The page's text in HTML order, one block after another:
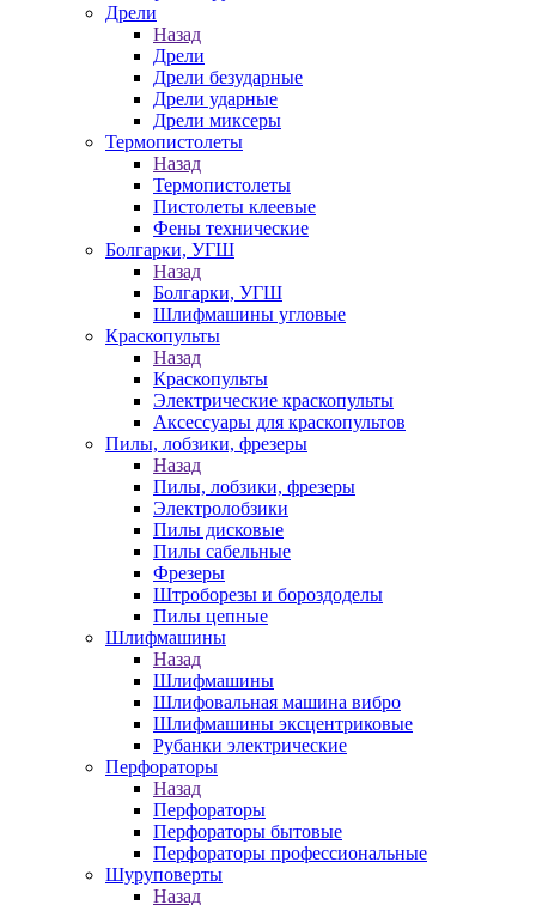
Дрели
Назад
Дрели
Дрели безударные
Дрели ударные
Дрели миксеры
Термопистолеты
Назад
Термопистолеты
Пистолеты клеевые
Фены технические
Болгарки, УГШ
Назад
Болгарки, УГШ
Шлифмашины угловые
Краскопульты
Назад
Краскопульты
Электрические краскопульты
Аксессуары для краскопультов
Пилы, лобзики, фрезеры
Назад
Пилы, лобзики, фрезеры
Электролобзики
Пилы дисковые
Пилы сабельные
Фрезеры
Штроборезы и бороздоделы
Пилы цепные
Шлифмашины
Назад
Шлифмашины
Шлифовальная машина вибро
Шлифмашины эксцентриковые
Рубанки электрические
Перфораторы
Назад
Перфораторы
Перфораторы бытовые
Перфораторы профессиональные
Шуруповерты
Назад